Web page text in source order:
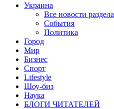
Украина
Все новости раздела
События
Политика
Город
Мир
Бизнес
Спорт
Lifestyle
Шоу-биз
Наука
БЛОГИ ЧИТАТЕЛЕЙ